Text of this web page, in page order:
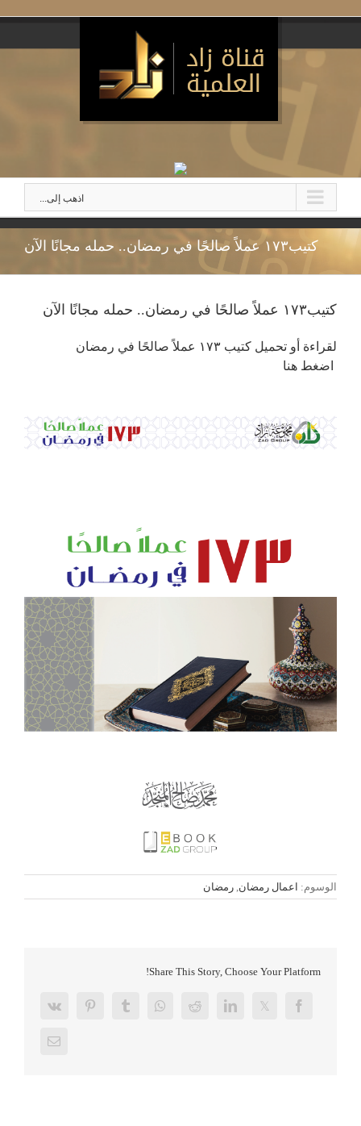
اذهب إلى...
كتيب١٧٣ عملاً صالحًا في رمضان.. حمله مجانًا الآن
كتيب١٧٣ عملاً صالحًا في رمضان.. حمله مجانًا الآن
لقراءة أو تحميل كتيب ١٧٣ عملاً صالحًا في رمضان
اضغط هنا
الوسوم: اعمال رمضان رمضان
Share This Story, Choose Your Platform!